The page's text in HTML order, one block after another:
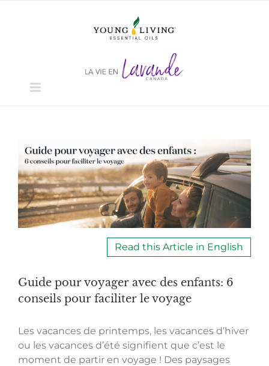
View
Larger
Image
Read this Article in English
Guide pour voyager avec des enfants: 6
conseils pour faciliter le voyage
Les vacances de printemps, les vacances d’hiver
ou les vacances d’été signifient que c’est le
moment de partir en voyage ! Des paysages